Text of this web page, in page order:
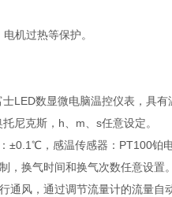
机过热等保护。
LED数显微电脑温控仪表，具有
尼克斯，h、m、s任意设定。
±0.1℃，感温传感器：PT100铂电
，换气时间和换气次数任意设置。
通风，通过调节流量计的流量自